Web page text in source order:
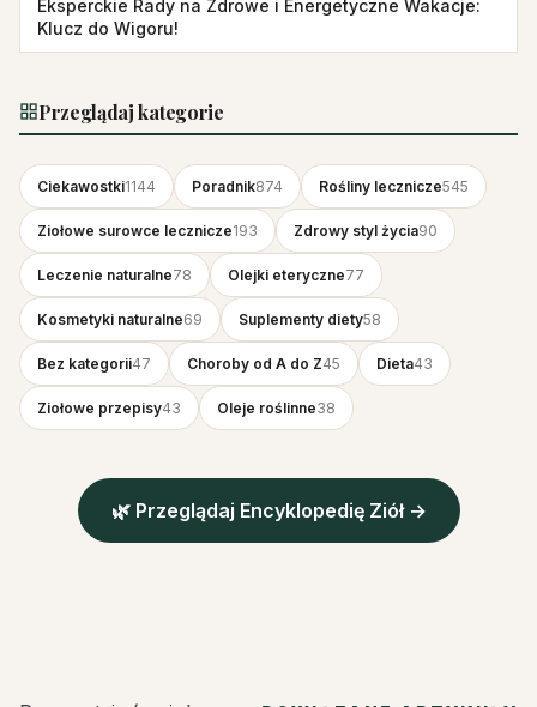
Eksperckie Rady na Zdrowe i Energetyczne Wakacje:
Klucz do Wigoru!
Przeglądaj kategorie
Ciekawostki1144 Poradnik874 Rośliny lecznicze545
Ziołowe surowce lecznicze193 Zdrowy styl życia90
Leczenie naturalne78 Olejki eteryczne77
Kosmetyki naturalne69 Suplementy diety58
Bez kategorii47 Choroby od A do Z45 Dieta43
Ziołowe przepisy43 Oleje roślinne38
🌿 Przeglądaj Encyklopedię Ziół →